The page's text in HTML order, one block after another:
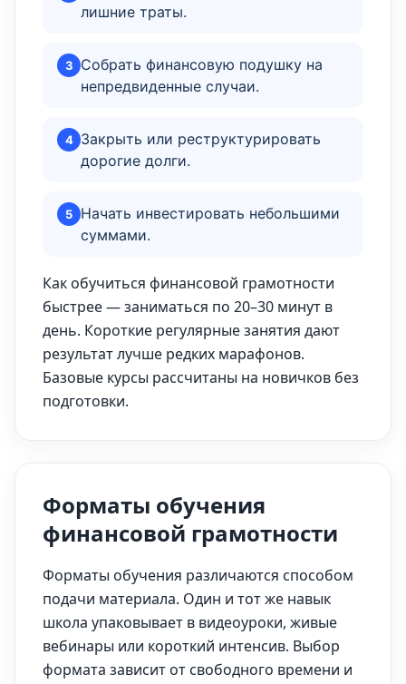
лишние траты.
3
Собрать финансовую подушку на
непредвиденные случаи.
4 Закрыть или реструктурировать
дорогие долги.
5
Начать инвестировать небольшими
суммами.
Как обучиться финансовой грамотности
быстрее — заниматься по 20–30 минут в
день. Короткие регулярные занятия дают
результат лучше редких марафонов.
Базовые курсы рассчитаны на новичков без
подготовки.
Форматы обучения
финансовой грамотности
Форматы обучения различаются способом
подачи материала. Один и тот же навык
школа упаковывает в видеоуроки, живые
вебинары или короткий интенсив. Выбор
формата зависит от свободного времени и